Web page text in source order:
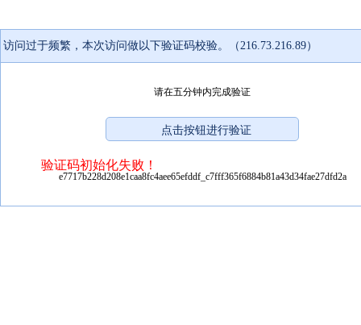
访问过于频繁，本次访问做以下验证码校验。（216.73.216.89）
请在五分钟内完成验证
验证码初始化失败！
e7717b228d208e1caa8fc4aee65efddf_c7fff365f6884b81a43d34fae27dfd2a